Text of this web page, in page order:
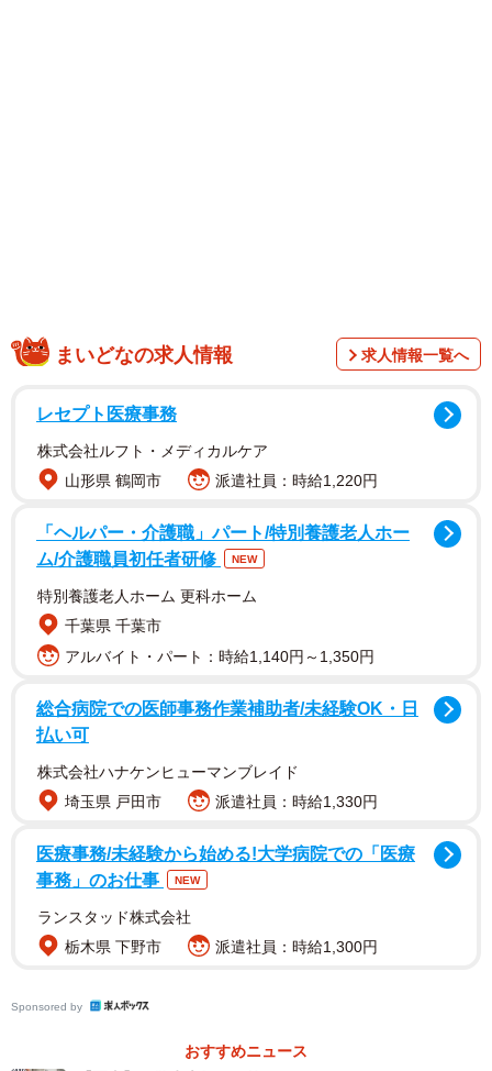
西東京で保護活動を続けるチーム「いぬとずっと ハッピ
ーアダプション部」では、さくらを保護し適切なお世話を
した後、ずっとのお家に繋げることにしました。
自分より体が小さい先住犬にも遠慮がち
ました。
初対面と同様、控えめで穏やかな性格で闘争心はまるであ
りません。この家にいる先住犬に監視されると、ケージの
奥のほうで気配を消し争うことを望まないそぶりを見せま
れられ、ワクワクしながらうれしそうに歩きます。
まいどなの求人情報 求人情報一覧へ
レセプト医療事務
株式会社ルフト・メディカルケア
山形県 鶴岡市
派遣社員：時給1,220円
「ヘルパー・介護職」パート/特別養護老人ホー
ム/介護職員初任者研修
NEW
特別養護老人ホーム 更科ホーム
千葉県 千葉市
アルバイト・パート：時給1,140円～1,350円
総合病院での医師事務作業補助者/未経験OK・日
払い可
株式会社ハナケンヒューマンブレイド
埼玉県 戸田市
派遣社員：時給1,330円
医療事務/未経験から始める!大学病院での「医療
事務」のお仕事
NEW
ランスタッド株式会社
栃木県 下野市
派遣社員：時給1,300円
Sponsored by
おすすめニュース